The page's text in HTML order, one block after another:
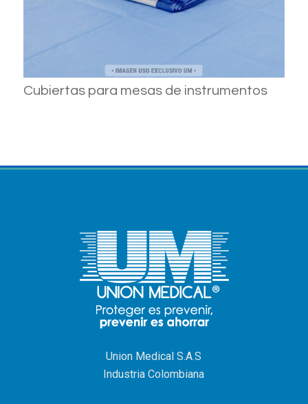
Cubiertas para mesas de instrumentos
Union Medical S.A.S
Industria Colombiana